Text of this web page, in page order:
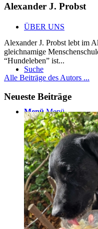
ÜBER UNS
Suche
Menü Menü
Alexander J. Probst
Alexander J. Probst lebt im
gleichnamige
“Hundeleben” ist...
Alle Beiträge des Autors ...
Neueste Beiträge